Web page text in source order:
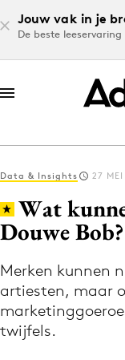
Jouw vak in je
De beste
Log in
Volg het
Data & Insights 27 MEI
Wat
Douwe Bob?
Merken kunnen
artiesten, maar
twijfels.